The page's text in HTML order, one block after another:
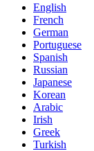
English
French
German
Portuguese
Spanish
Russian
Japanese
Korean
Arabic
Irish
Greek
Turkish